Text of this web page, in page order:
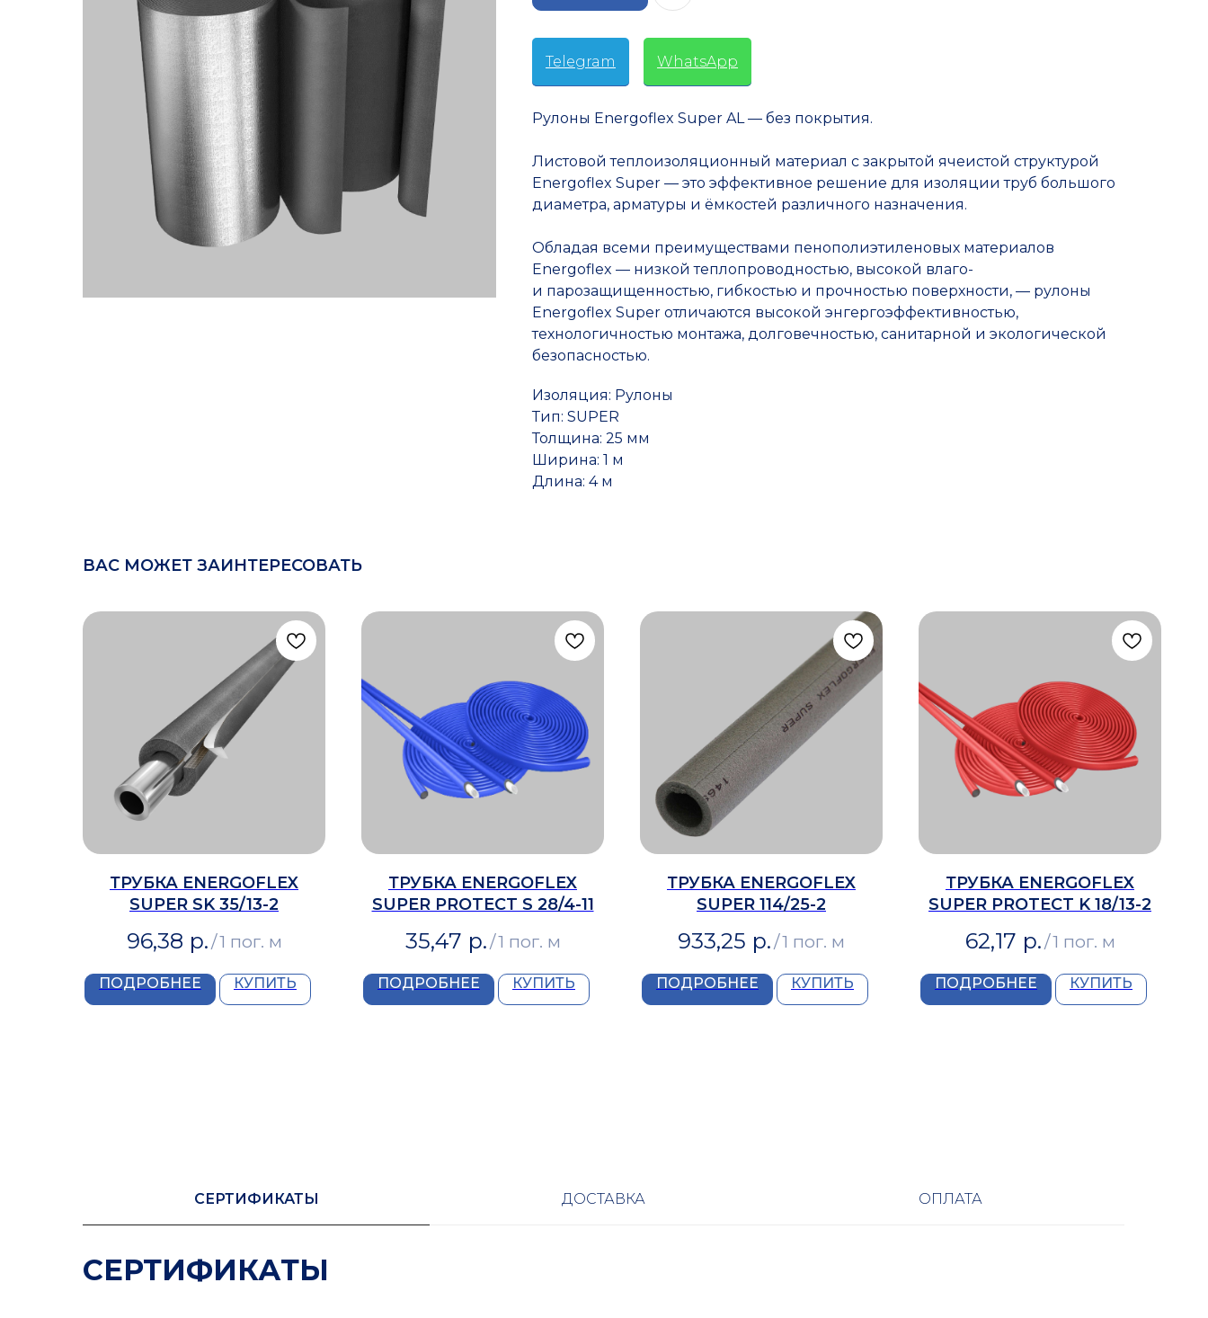
Telegram WhatsApp
Рулоны Energoflex Super AL — без покрытия.
Листовой теплоизоляционный материал с закрытой ячеистой структурой
Energoflex Super — это эффективное решение для изоляции труб большого
диаметра, арматуры и ёмкостей различного назначения.
Обладая всеми преимуществами пенополиэтиленовых материалов
Energoflex — низкой теплопроводностью, высокой влаго-
и парозащищенностью, гибкостью и прочностью поверхности, — рулоны
Energoflex Super отличаются высокой энгергоэффективностью,
технологичностью монтажа, долговечностью, санитарной и экологической
безопасностью.
Изоляция: Рулоны
Тип: SUPER
Толщина: 25 мм
Ширина: 1 м
Длина: 4 м
ВАС МОЖЕТ ЗАИНТЕРЕСОВАТЬ
ТРУБКА ENERGOFLEX
SUPER SK 35/13-2
96,38 р./1 пог. м
ПОДРОБНЕЕ КУПИТЬ
ТРУБКА ENERGOFLEX
SUPER PROTECT S 28/4-11
35,47 р./1 пог. м
ПОДРОБНЕЕ КУПИТЬ
ТРУБКА ENERGOFLEX
SUPER 114/25-2
933,25 р./1 пог. м
ПОДРОБНЕЕ КУПИТЬ
ТРУБКА ENERGOFLEX
SUPER PROTECT K 18/13-2
62,17 р./1 пог. м
ПОДРОБНЕЕ КУПИТЬ
СЕРТИФИКАТЫ ДОСТАВКА ОПЛАТА
СЕРТИФИКАТЫ
приспособления для